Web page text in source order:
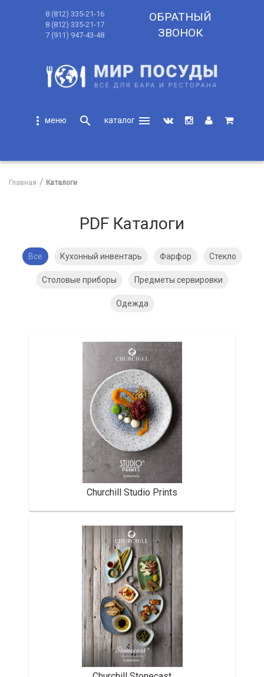
8 (812) 335-21-16
8 (812) 335-21-17
7 (911) 947-43-48
ОБРАТНЫЙ
ЗВОНОК
more_vert search
menu
Главная Каталоги
PDF Каталоги
Все Кухонный инвентарь Фарфор Стекло
Столовые приборы Предметы сервировки
Одежда
Churchill Studio Prints